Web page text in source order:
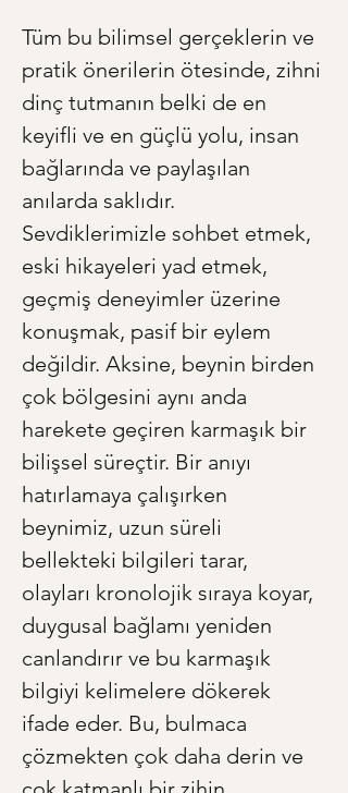
Tüm bu bilimsel gerçeklerin ve
pratik önerilerin ötesinde, zihni
dinç tutmanın belki de en
keyifli ve en güçlü yolu, insan
bağlarında ve paylaşılan
anılarda saklıdır.
Sevdiklerimizle sohbet etmek,
eski hikayeleri yad etmek,
geçmiş deneyimler üzerine
konuşmak, pasif bir eylem
değildir. Aksine, beynin birden
çok bölgesini aynı anda
harekete geçiren karmaşık bir
bilişsel süreçtir. Bir anıyı
hatırlamaya çalışırken
beynimiz, uzun süreli
bellekteki bilgileri tarar,
olayları kronolojik sıraya koyar,
duygusal bağlamı yeniden
canlandırır ve bu karmaşık
bilgiyi kelimelere dökerek
ifade eder. Bu, bulmaca
çözmekten çok daha derin ve